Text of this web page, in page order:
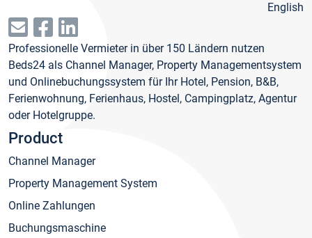
English
Professionelle Vermieter in über 150 Ländern nutzen
Beds24 als Channel Manager, Property Managementsystem
und Onlinebuchungssystem für Ihr Hotel, Pension, B&B,
Ferienwohnung, Ferienhaus, Hostel, Campingplatz, Agentur
oder Hotelgruppe.
Product
Channel Manager
Property Management System
Online Zahlungen
Buchungsmaschine